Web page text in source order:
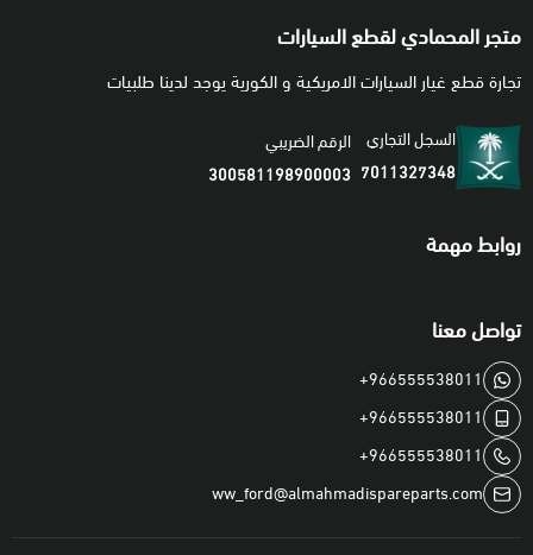
متجر المحمادي لقطع السيارات
تجارة قطع غيار السيارات الامريكية و الكورية يوجد لدينا طلبيات
السجل التجاري
7011327348
الرقم الضريبي
300581198900003
روابط مهمة
تواصل معنا
+966555538011
+966555538011
+966555538011
ww_ford@almahmadispareparts.com